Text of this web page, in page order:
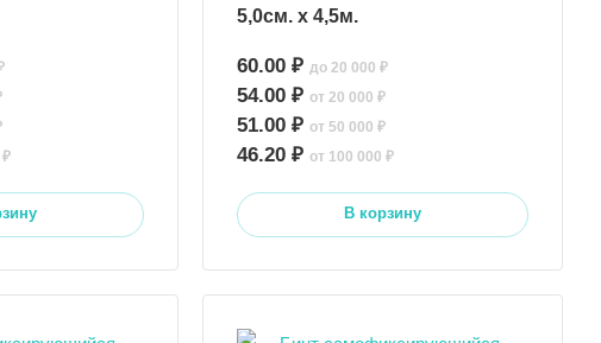
5,0см. x 4,5м.
60.00 ₽ до 20 000 ₽
54.00 ₽от 20 000 ₽
51.00 ₽от 50 000 ₽
46.20 ₽от 100 000 ₽
В корзину